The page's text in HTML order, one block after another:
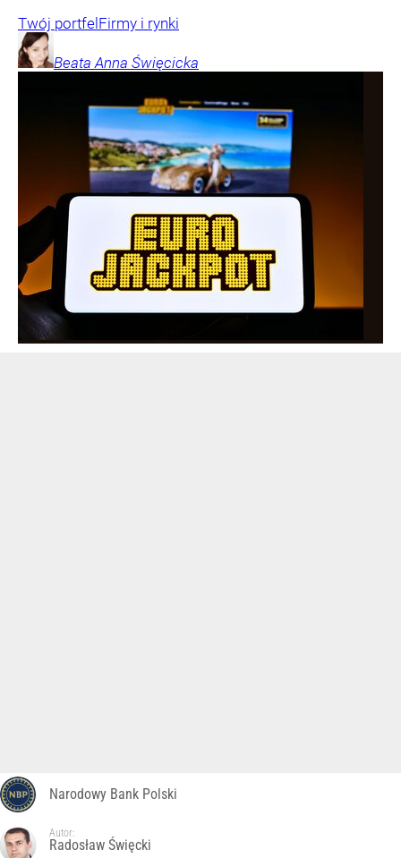
Twój portfelFirmy i rynki
Beata Anna Święcicka
Narodowy Bank Polski
Autor:
Radosław Święcki